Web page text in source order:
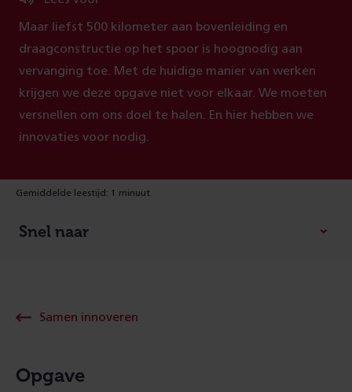
Maar liefst 500 kilometer aan bovenleiding en
draagconstructie op het spoor is hoognodig aan
vervanging toe. Met de huidige manier van werken
krijgen we deze opgave niet voor elkaar. We moeten
versnellen om ons doel te halen. En hier hebben we
innovaties voor nodig.
Gemiddelde leestijd: 1 minuut
Snel naar
Samen innoveren
Opgave